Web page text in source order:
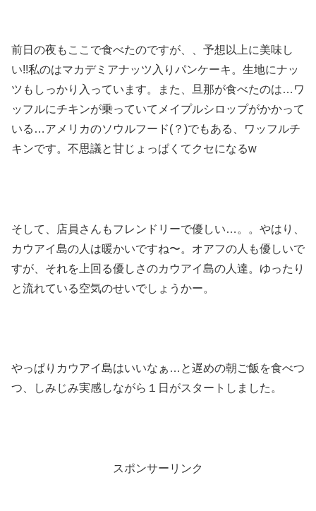
前日の夜もここで食べたのですが、、予想以上に美味し
い!!私のはマカデミアナッツ入りパンケーキ。生地にナッ
ツもしっかり入っています。また、旦那が食べたのは…ワ
ッフルにチキンが乗っていてメイプルシロップがかかって
いる…アメリカのソウルフード(？)でもある、ワッフルチ
キンです。不思議と甘じょっぱくてクセになるw
そして、店員さんもフレンドリーで優しい…。。やはり、
カウアイ島の人は暖かいですね〜。オアフの人も優しいで
すが、それを上回る優しさのカウアイ島の人達。ゆったり
と流れている空気のせいでしょうかー。
やっぱりカウアイ島はいいなぁ…と遅めの朝ご飯を食べつ
つ、しみじみ実感しながら１日がスタートしました。
スポンサーリンク